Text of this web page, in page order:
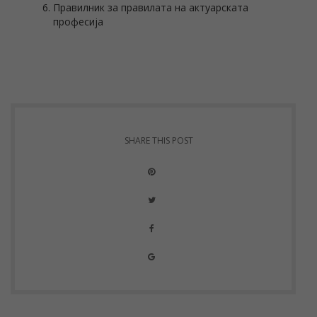
Правилник за правилата на актуарската
професија
SHARE THIS POST